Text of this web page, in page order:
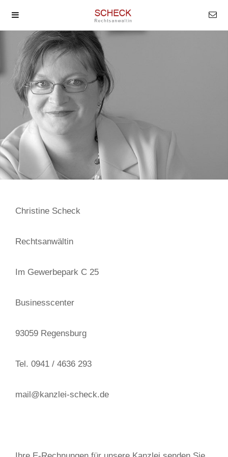
Christine Scheck
Rechtsanwältin
Im Gewerbepark C 25
Businesscenter
93059 Regensburg
Tel. 0941 / 4636 293
mail@kanzlei-scheck.de